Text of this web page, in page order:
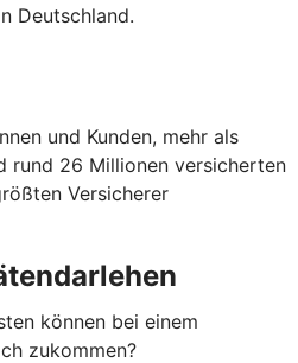
Deutschland.
und Kunden, mehr als
rund 26 Millionen versicherten
Versicherer
können bei einem
zukommen?